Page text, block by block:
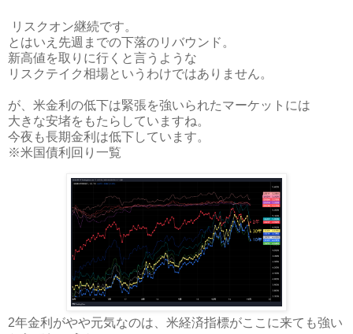
リスクオン継続です。
とはいえ先週までの下落のリバウンド。
新高値を取りに行くと言うような
リスクテイク相場というわけではありません。
が、米金利の低下は緊張を強いられたマーケットには
大きな安堵をもたらしていますね。
今夜も長期金利は低下しています。
※米国債利回り一覧
2年金利がやや元気なのは、米経済指標がここに来ても強い